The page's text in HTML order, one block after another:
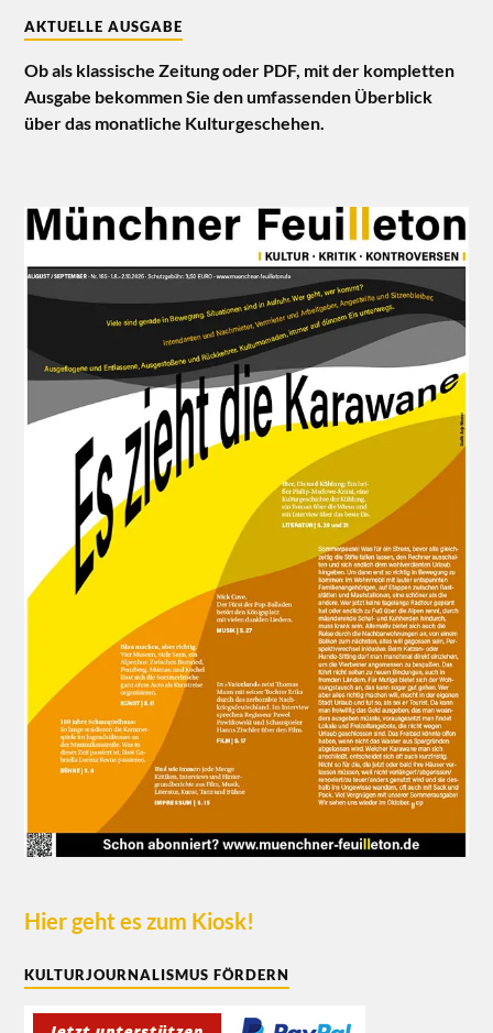
AKTUELLE AUSGABE
Ob als klassische Zeitung oder PDF, mit der kompletten
Ausgabe bekommen Sie den umfassenden Überblick
über das monatliche Kulturgeschehen.
Hier geht es zum Kiosk!
KULTURJOURNALISMUS FÖRDERN